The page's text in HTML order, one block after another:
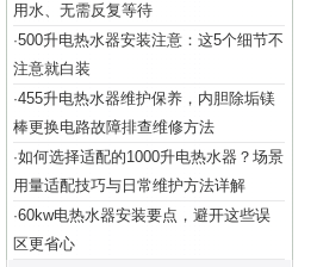
用水、无需反复等待
·500升电热水器安装注意：这5个细节不
注意就白装
·455升电热水器维护保养，内胆除垢镁
棒更换电路故障排查维修方法
·如何选择适配的1000升电热水器？场景
用量适配技巧与日常维护方法详解
·60kw电热水器安装要点，避开这些误
区更省心